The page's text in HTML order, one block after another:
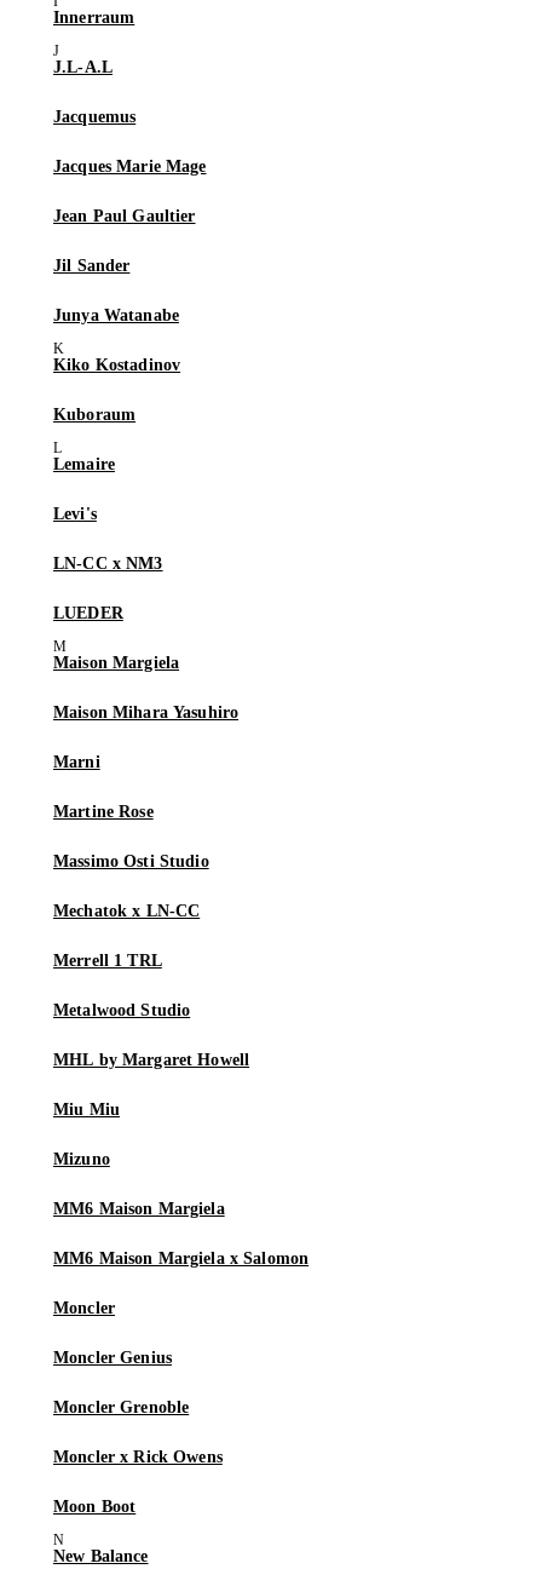
Innerraum
J.L-A.L
Jacquemus
Jacques Marie Mage
Jean Paul Gaultier
Jil Sander
Junya Watanabe
Kiko Kostadinov
Kuboraum
Lemaire
Levi's
LN-CC x NM3
LUEDER
Maison Margiela
Maison Mihara Yasuhiro
Marni
Martine Rose
Massimo Osti Studio
Mechatok x LN-CC
Merrell 1 TRL
Metalwood Studio
MHL by Margaret Howell
Miu Miu
Mizuno
MM6 Maison Margiela
MM6 Maison Margiela x Salomon
Moncler
Moncler Genius
Moncler Grenoble
Moncler x Rick Owens
Moon Boot
New Balance